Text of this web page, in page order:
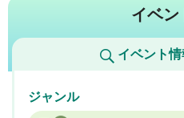
イベン
イベント
ジャンル